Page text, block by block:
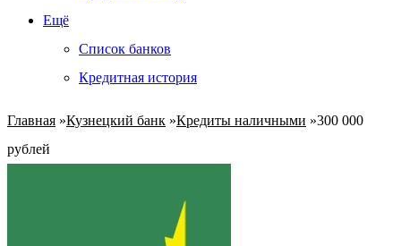
Ещё
Список банков
Кредитная история
Главная »Кузнецкий банк »Кредиты наличными »300 000
рублей